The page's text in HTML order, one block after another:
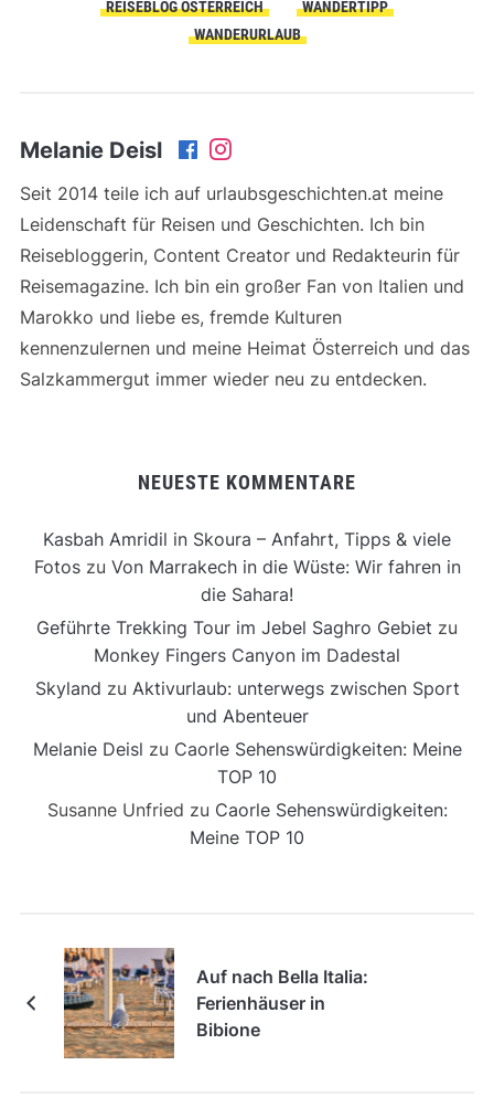
REISEBLOG ÖSTERREICH
WANDERTIPP
WANDERURLAUB
Melanie Deisl
Seit 2014 teile ich auf urlaubsgeschichten.at meine
Leidenschaft für Reisen und Geschichten. Ich bin
Reisebloggerin, Content Creator und Redakteurin für
Reisemagazine. Ich bin ein großer Fan von Italien und
Marokko und liebe es, fremde Kulturen
kennenzulernen und meine Heimat Österreich und das
Salzkammergut immer wieder neu zu entdecken.
NEUESTE KOMMENTARE
Kasbah Amridil in Skoura – Anfahrt, Tipps & viele
Fotoszu Von Marrakech in die Wüste: Wir fahren in
die Sahara!
Geführte Trekking Tour im Jebel Saghro Gebiet zu
Monkey Fingers Canyon im Dadestal
Skyland zu Aktivurlaub: unterwegs zwischen Sport
und Abenteuer
Melanie Deisl zu Caorle Sehenswürdigkeiten: Meine
TOP 10
Susanne Unfried zu Caorle Sehenswürdigkeiten:
Meine TOP 10
Auf nach Bella Italia:
Ferienhäuser in
Bibione